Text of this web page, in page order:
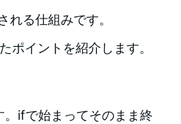
る仕組みです。
ポイントを紹介します。
。ifで始まってそのまま終